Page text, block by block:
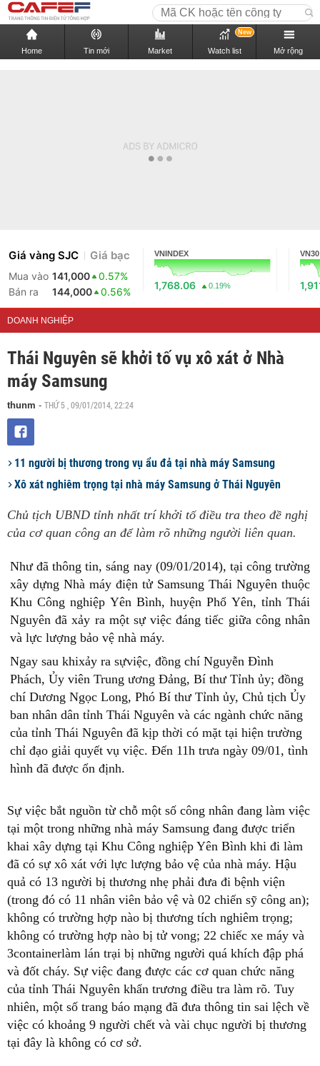
Home Tin mới Market Watch list
New
Mở rộng
Giá vàng SJC Giá bạc
Mua vào 141,000
0.57%
Bán ra
144,000 0.56%
VNINDEX
1,768.06 0.19%
VN30
DOANH NGHIỆP
Thái Nguyên sẽ khởi tố vụ xô xát ở Nhà
máy Samsung
thunm - THỨ 5 , 09/01/2014, 22:24
11 người bị thương trong vụ ẩu đả tại nhà máy Samsung
Xô xát nghiêm trọng tại nhà máy Samsung ở Thái Nguyên
Chủ tịch UBND tỉnh nhất trí khởi tố điều tra theo đề nghị
của cơ quan công an để làm rõ những người liên quan.
Như đã thông tin, sáng nay (09/01/2014), tại công trường
xây dựng Nhà máy điện tử Samsung Thái Nguyên thuộc
Khu Công nghiệp Yên Bình, huyện Phổ Yên, tỉnh Thái
Nguyên đã xảy ra một sự việc đáng tiếc giữa công nhân
và lực lượng bảo vệ nhà máy.
Ngay sau khixảy ra sựviệc, đồng chí Nguyễn Đình
Phách, Ủy viên Trung ương Đảng, Bí thư Tỉnh ủy; đồng
chí Dương Ngọc Long, Phó Bí thư Tỉnh ủy, Chủ tịch Ủy
ban nhân dân tỉnh Thái Nguyên và các ngành chức năng
của tỉnh Thái Nguyên đã kịp thời có mặt tại hiện trường
chỉ đạo giải quyết vụ việc. Đến 11h trưa ngày 09/01, tình
hình đã được ổn định.
Sự việc bắt nguồn từ chỗ một số công nhân đang làm việc
tại một trong những nhà máy Samsung đang được triển
khai xây dựng tại Khu Công nghiệp Yên Bình khi đi làm
đã có sự xô xát với lực lượng bảo vệ của nhà máy. Hậu
quả có 13 người bị thương nhẹ phải đưa đi bệnh viện
(trong đó có 11 nhân viên bảo vệ và 02 chiến sỹ công an);
không có trường hợp nào bị thương tích nghiêm trọng;
không có trường hợp nào bị tử vong; 22 chiếc xe máy và
3containerlàm lán trại bị những người quá khích đập phá
và đốt cháy. Sự việc đang được các cơ quan chức năng
của tỉnh Thái Nguyên khẩn trương điều tra làm rõ. Tuy
nhiên, một số trang báo mạng đã đưa thông tin sai lệch về
việc có khoảng 9 người chết và vài chục người bị thương
tại đây là không có cơ sở.